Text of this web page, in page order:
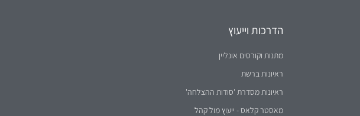
הדרכות וייעוץ
מתנות וקורסים אונליין
ראיונות ברשת
ראיונות מסדרת 'סודות ההצלחה'
מאסטר קלאס - ייעוץ מול קהל